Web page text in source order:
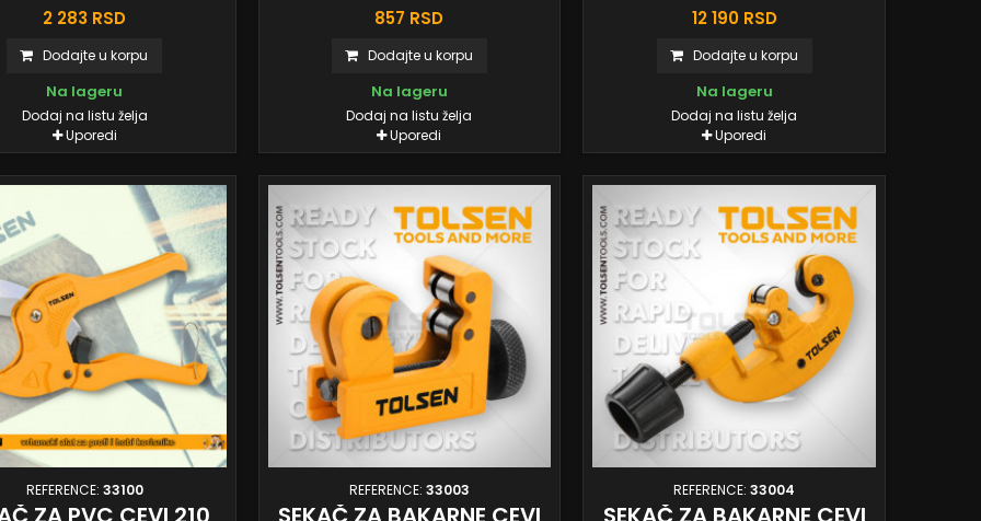
2 283 RSD
Dodajte u korpu
Na lageru
Dodaj na listu želja
Uporedi
857 RSD
Dodajte u korpu
Na lageru
Dodaj na listu želja
Uporedi
12 190 RSD
Dodajte u korpu
Na lageru
Dodaj na listu želja
Uporedi
REFERENCE: 33100 REFERENCE: 33003 REFERENCE:33004